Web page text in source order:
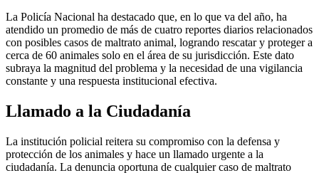
La Policía Nacional ha destacado que, en lo que va del año, ha
atendido un promedio de más de cuatro reportes diarios relacionados
con posibles casos de maltrato animal, logrando rescatar y proteger a
cerca de 60 animales solo en el área de su jurisdicción. Este dato
subraya la magnitud del problema y la necesidad de una vigilancia
constante y una respuesta institucional efectiva.
Llamado a la Ciudadanía
La institución policial reitera su compromiso con la defensa y
protección de los animales y hace un llamado urgente a la
ciudadanía. La denuncia oportuna de cualquier caso de maltrato